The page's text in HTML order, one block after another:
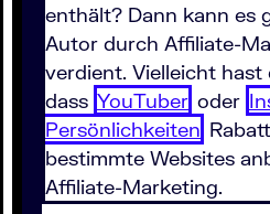
enthält? Dann kann es
Autor durch Affiliate-
verdient. Vielleicht
dass YouTuber oder
Persönlichkeiten
bestimmte Websites
Affiliate-Marketing.